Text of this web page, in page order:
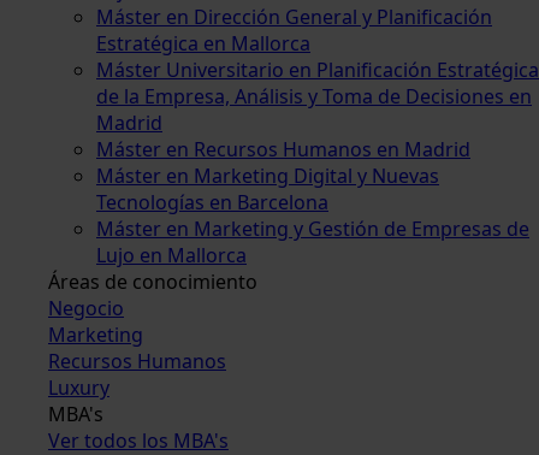
Máster en Dirección General y Planificación
Estratégica en Mallorca
Máster Universitario en Planificación Estratégica
de la Empresa, Análisis y Toma de Decisiones en
Madrid
Máster en Recursos Humanos en Madrid
Máster en Marketing Digital y Nuevas
Tecnologías en Barcelona
Máster en Marketing y Gestión de Empresas de
Lujo en Mallorca
Áreas de conocimiento
Negocio
Marketing
Recursos Humanos
Luxury
MBA's
Ver todos los MBA's